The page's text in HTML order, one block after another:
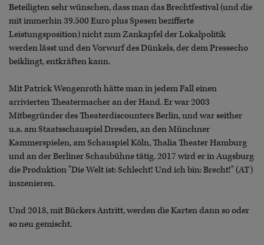
Beteiligten sehr wünschen, dass man das Brechtfestival (und die
mit immerhin 39.500 Euro plus Spesen bezifferte
Leistungsposition) nicht zum Zankapfel der Lokalpolitik
werden lässt und den Vorwurf des Dünkels, der dem Pressecho
beiklingt, entkräften kann.
Mit Patrick Wengenroth hätte man in jedem Fall einen
arrivierten Theatermacher an der Hand. Er war 2003
Mitbegründer des Theaterdiscounters Berlin, und war seither
u.a. am Staatsschauspiel Dresden, an den Münchner
Kammerspielen, am Schauspiel Köln, Thalia Theater Hamburg
und an der Berliner Schaubühne tätig. 2017 wird er in Augsburg
die Produktion "Die Welt ist: Schlecht! Und ich bin: Brecht!" (AT)
inszenieren.
Und 2018, mit Bückers Antritt, werden die Karten dann so oder
so neu gemischt.